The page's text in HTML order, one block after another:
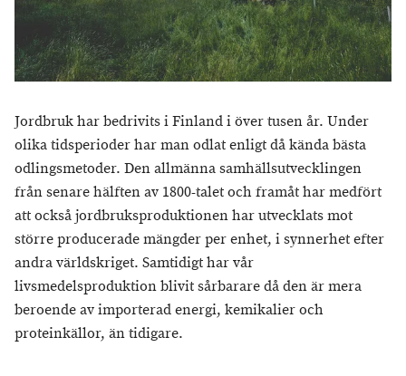
Jordbruk har bedrivits i Finland i över tusen år. Under
olika tidsperioder har man odlat enligt då kända bästa
odlingsmetoder. Den allmänna samhällsutvecklingen
från senare hälften av 1800-talet och framåt har medfört
att också jordbruksproduktionen har utvecklats mot
större producerade mängder per enhet, i synnerhet efter
andra världskriget. Samtidigt har vår
livsmedelsproduktion blivit sårbarare då den är mera
beroende av importerad energi, kemikalier och
proteinkällor, än tidigare.